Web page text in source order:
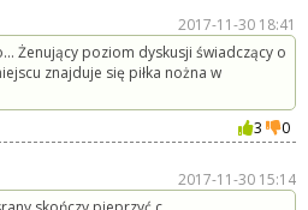
2017-11-30 18:41
Żenujący poziom dyskusji świadczący o
znajduje się piłka nożna w
3
0
2017-11-30 15:14